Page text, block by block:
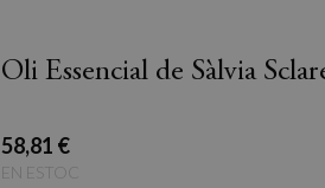
Oli Essencial de Sàlvia
58,81 €
EN ESTOC